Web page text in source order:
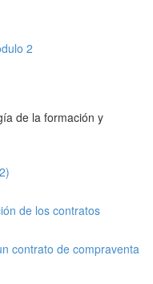
2
de la formación y
de los contratos
contrato de compraventa